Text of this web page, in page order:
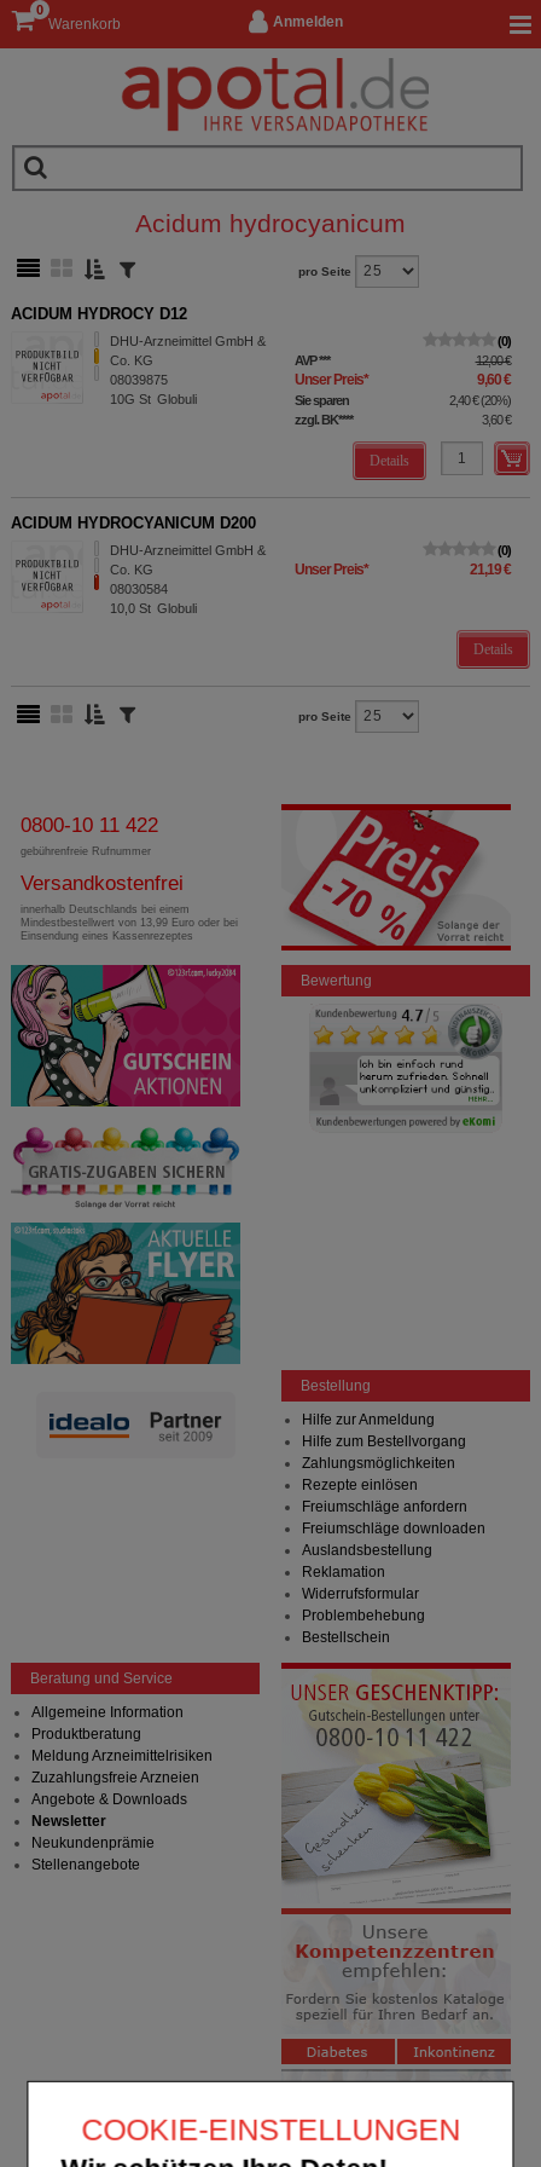
COOKIE-EINSTELLUNGEN
Anmelden
Warenkorb
0
Acidum hydrocyanicum
pro Seite
ACIDUM HYDROCY D12
DHU-Arzneimittel GmbH &
Co. KG
08039875
10G St Globuli
0
AVP*** 12,00 €
Unser Preis* 9,60 €
Sie sparen 2,40 €(20%)
zzgl. BK**** 3,60 €
Details
ACIDUM HYDROCYANICUM D200
DHU-Arzneimittel GmbH &
Co. KG
08030584
10,0 St Globuli
0
Unser Preis* 21,19 €
Details
pro Seite
0800-10 11 422
gebührenfreie Rufnummer
Versandkostenfrei
innerhalb Deutschlands bei einem
Mindestbestellwert von 13,99 Euro oder bei
Einsendung eines Kassenrezeptes
Bewertung
Bestellung
Hilfe zur Anmeldung
Hilfe zum Bestellvorgang
Zahlungsmöglichkeiten
Rezepte einlösen
Freiumschläge anfordern
Freiumschläge downloaden
Auslandsbestellung
Reklamation
Widerrufsformular
Problembehebung
Bestellschein
Beratung und Service
Allgemeine Information
Produktberatung
Meldung Arzneimittelrisiken
Zuzahlungsfreie Arzneien
Angebote & Downloads
Newsletter
Neukundenprämie
Stellenangebote